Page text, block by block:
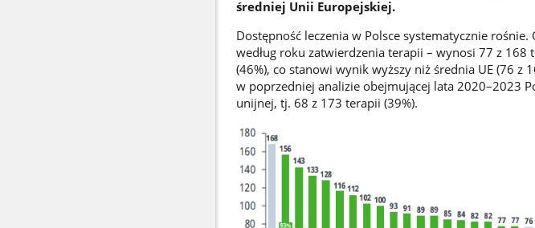
średniej Unii Europejskiej.
Dostępność leczenia w Polsce systematycznie
według roku zatwierdzenia terapii – wynosi 77 z
(46%), co stanowi wynik wyższy niż średnia UE (76 z
w poprzedniej analizie obejmującej lata 2020–2023
unijnej, tj. 68 z 173 terapii (39%).